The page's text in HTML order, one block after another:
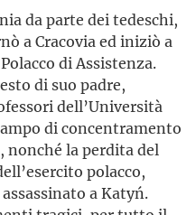
da parte dei tedeschi,
a Cracovia ed iniziò a
di Assistenza.
di suo padre,
dell’Università
di concentramento
nonché la perdita del
polacco,
a Katyń.